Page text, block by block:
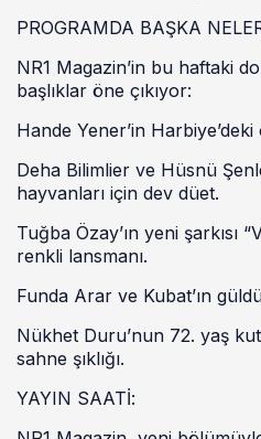
PROGRAMDA BAŞKA
NR1 Magazin’in bu haftaki
başlıklar öne çıkıyor:
Hande Yener’in
Deha Bilimlier ve Hüsnü
hayvanları için dev düet.
Tuğba Özay’ın yeni şarkısı
renkli lansmanı.
Funda Arar ve Kubat’ın
Nükhet Duru’nun 72. yaş
sahne şıklığı.
YAYIN SAATİ: